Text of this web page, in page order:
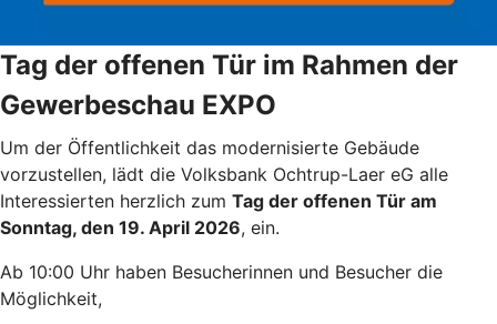
Tag der offenen Tür im Rahmen der
Gewerbeschau EXPO
Um der Öffentlichkeit das modernisierte Gebäude
vorzustellen, lädt die Volksbank Ochtrup-Laer eG alle
Interessierten herzlich zum Tag der offenen Tür am
Sonntag, den 19. April 2026, ein.
Ab 10:00 Uhr haben Besucherinnen und Besucher die
Möglichkeit,